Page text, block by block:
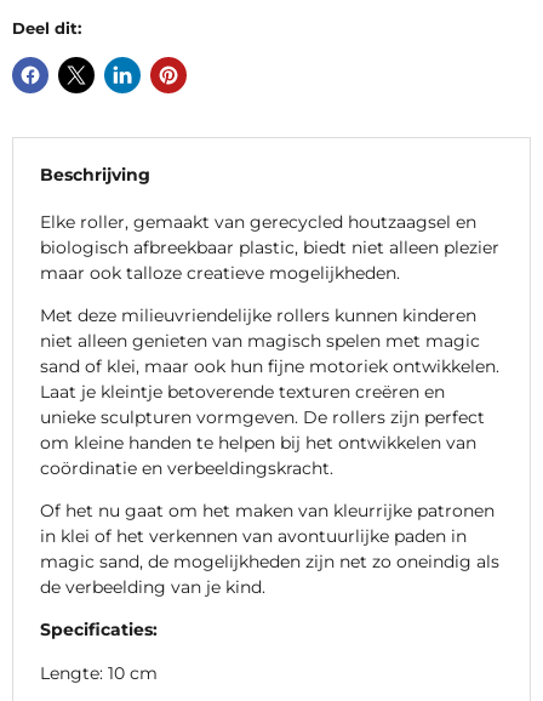
Deel dit:
Beschrijving
Elke roller, gemaakt van gerecycled houtzaagsel en
biologisch afbreekbaar plastic, biedt niet alleen plezier
maar ook talloze creatieve mogelijkheden.
Met deze milieuvriendelijke rollers kunnen kinderen
niet alleen genieten van magisch spelen met magic
sand of klei, maar ook hun fijne motoriek ontwikkelen.
Laat je kleintje betoverende texturen creëren en
unieke sculpturen vormgeven. De rollers zijn perfect
om kleine handen te helpen bij het ontwikkelen van
coördinatie en verbeeldingskracht.
Of het nu gaat om het maken van kleurrijke patronen
in klei of het verkennen van avontuurlijke paden in
magic sand, de mogelijkheden zijn net zo oneindig als
de verbeelding van je kind.
Specificaties:
Lengte: 10 cm